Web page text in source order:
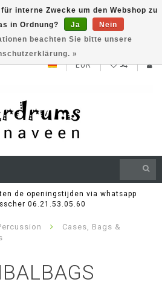
V71 series testklaar
EUR
de openingstijden via whatsapp
06.21.53.05.60
Cases, Bags &
interne Zwecke um den Webshop zu
in Ordnung?
Ja
Nein
beachten Sie bitte unsere
»